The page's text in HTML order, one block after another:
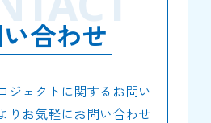
合わせ
ジェクトに関するお問い
りお気軽にお問い合わせ